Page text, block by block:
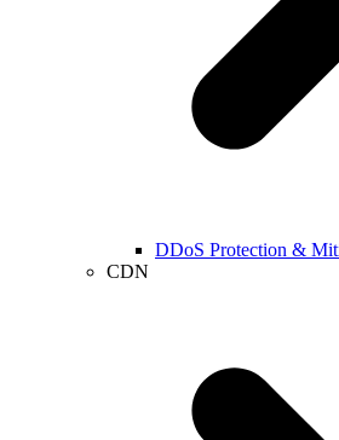
DDoS Protection &
CDN